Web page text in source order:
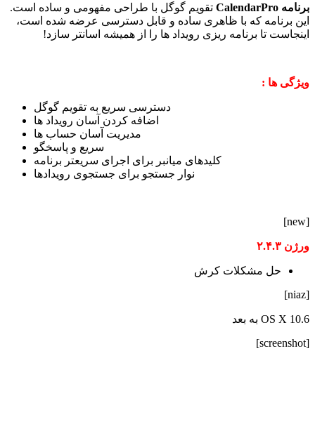
برنامه CalendarPro
تقویم گوگل با طراحی مفهومی و ساده است.
این برنامه که با ظاهری ساده و قابل دسترسی عرضه شده است،
اینجاست تا برنامه ریزی رویداد ها را از همیشه اسانتر سازد!
ویژگی ها :
اضافه کردن آسان رویداد ها
مدیریت آسان حساب ها
سریع و پاسخگو
کلیدهای میانبر برای اجرای سریعتر برنامه
نوار جستجو برای جستجوی رویدادها
[new]
ورژن ۲.۴.۳
حل مشکلات کرش
[niaz]
OS X 10.6 به بعد
[screenshot]